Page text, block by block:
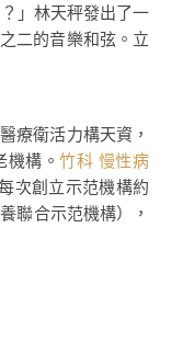
」林天秤發出了一
二的音樂和弦。立
衛活力構天資，
機構。竹科 慢性病
次創立示范機構約
聯合示范機構），